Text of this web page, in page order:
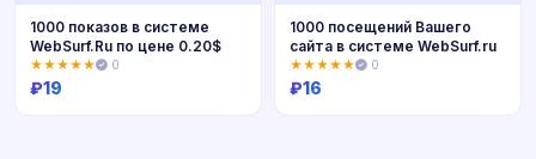
1000 показов в системе
WebSurf.Ru по цене 0.20$
★★★★★ 0
₽19
1000 посещений Вашего
сайта в системе WebSurf.ru
★★★★★ 0
₽16